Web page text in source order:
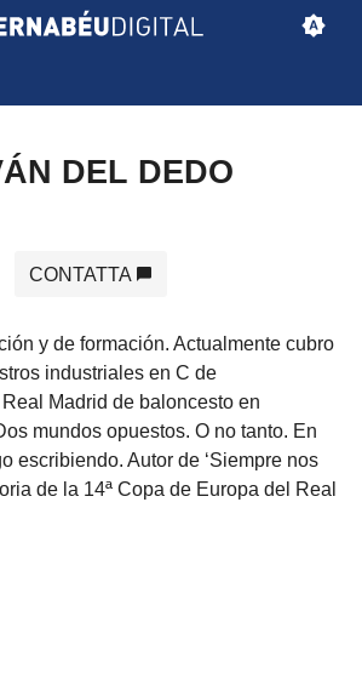
DEL DEDO
CONTATTA
y de formación. Actualmente cubro
industriales en C de
Madrid de baloncesto en
mundos opuestos. O no tanto. En
escribiendo. Autor de ‘Siempre nos
de la 14ª Copa de Europa del Real